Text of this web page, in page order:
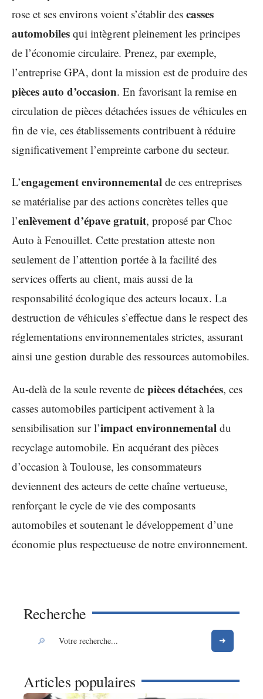
rose et ses environs voient s’établir des casses
automobiles qui intègrent pleinement les principes
de l’économie circulaire. Prenez, par exemple,
l’entreprise GPA, dont la mission est de produire des
pièces auto d’occasion. En favorisant la remise en
circulation de pièces détachées issues de véhicules en
fin de vie, ces établissements contribuent à réduire
significativement l’empreinte carbone du secteur.
L’engagement environnemental de ces entreprises
se matérialise par des actions concrètes telles que
l’enlèvement d’épave gratuit, proposé par Choc
Auto à Fenouillet. Cette prestation atteste non
seulement de l’attention portée à la facilité des
services offerts au client, mais aussi de la
responsabilité écologique des acteurs locaux. La
destruction de véhicules s’effectue dans le respect des
réglementations environnementales strictes, assurant
ainsi une gestion durable des ressources automobiles.
Au-delà de la seule revente de pièces détachées, ces
casses automobiles participent activement à la
sensibilisation sur l’impact environnemental du
recyclage automobile. En acquérant des pièces
d’occasion à Toulouse, les consommateurs
deviennent des acteurs de cette chaîne vertueuse,
renforçant le cycle de vie des composants
automobiles et soutenant le développement d’une
économie plus respectueuse de notre environnement.
Recherche
Articles populaires